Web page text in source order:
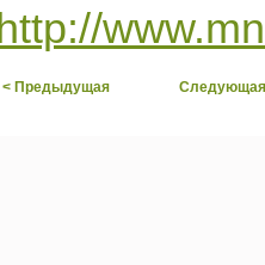
http://
< Предыдущая